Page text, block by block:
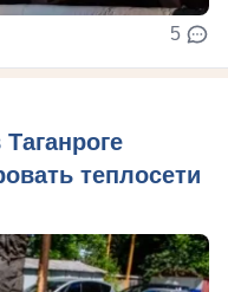
5
теплосети